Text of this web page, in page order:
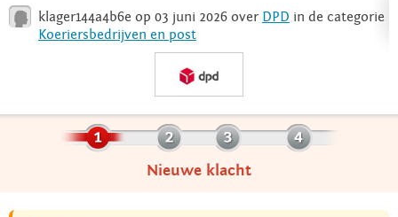
Login
klager144a4b6e op 03 juni 2026 over DPD in de categorie
Koeriersbedrijven en post
Nieuwe klacht